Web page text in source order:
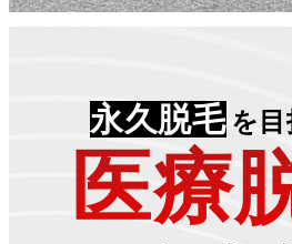
永久脱毛 を目
医療